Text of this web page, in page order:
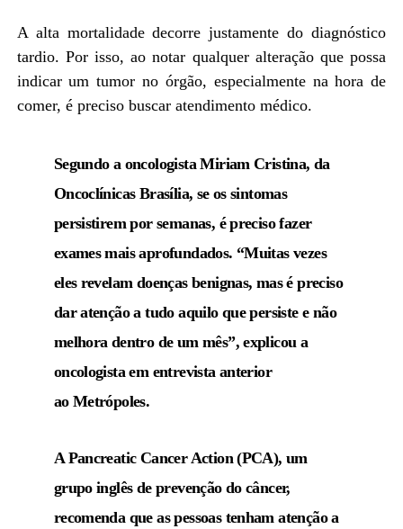
A alta mortalidade decorre justamente do diagnóstico
tardio. Por isso, ao notar qualquer alteração que possa
indicar um tumor no órgão, especialmente na hora de
comer, é preciso buscar atendimento médico.
Segundo a oncologista Miriam Cristina, da
Oncoclínicas Brasília, se os sintomas
persistirem por semanas, é preciso fazer
exames mais aprofundados. “Muitas vezes
eles revelam doenças benignas, mas é preciso
dar atenção a tudo aquilo que persiste e não
melhora dentro de um mês”, explicou a
oncologista em entrevista anterior
ao Metrópoles.
A Pancreatic Cancer Action (PCA), um
grupo inglês de prevenção do câncer,
recomenda que as pessoas tenham atenção a